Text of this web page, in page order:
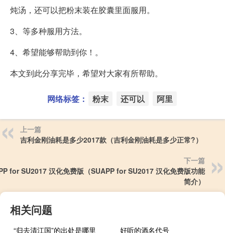
炖汤，还可以把粉末装在胶囊里面服用。
3、等多种服用方法。
4、希望能够帮助到你！。
本文到此分享完毕，希望对大家有所帮助。
网络标签： 粉末 还可以 阿里
上一篇
吉利金刚油耗是多少2017款（吉利金刚油耗是多少正常?）
下一篇
for SU2017 汉化免费版（SUAPP for SU2017 汉化免费版功能
简介）
相关问题
“归去清江国”的出处是哪里
好听的酒名代号